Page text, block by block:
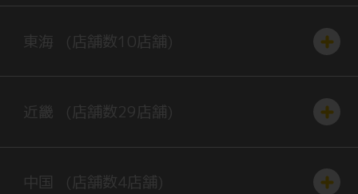
東海 (店舗数 10店舗)
近畿 (店舗数29店舗)
中国 (店舗数4店舗)